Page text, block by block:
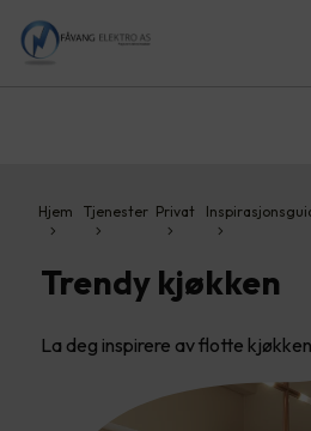
Hjem Tjenester Privat
Trendy kjøkken
La deg inspirere av flotte